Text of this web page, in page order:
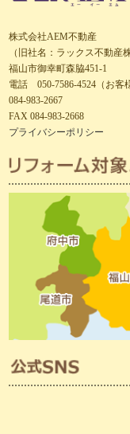
株式会社AEM不動産
（旧社名：ラックス不動産
福山市御幸町森脇451-1
電話 050-7586-4524（お客
084-983-2667
FAX 084-983-2668
プライバシーポリシー